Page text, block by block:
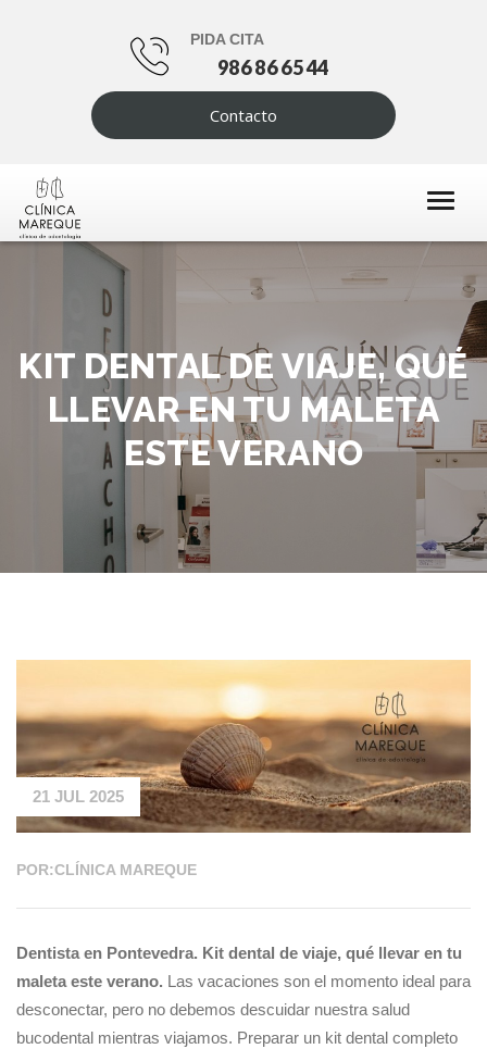
PIDA CITA
986 86 65 44
Contacto
KIT DENTAL DE VIAJE, QUÉ
LLEVAR EN TU MALETA
ESTE VERANO
21 JUL 2025
POR:CLÍNICA MAREQUE
Dentista en Pontevedra. Kit dental de viaje, qué llevar en tu
maleta este verano. Las vacaciones son el momento ideal para
desconectar, pero no debemos descuidar nuestra salud
bucodental mientras viajamos. Preparar un kit dental completo